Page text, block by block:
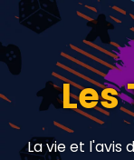
La vie et l'avis